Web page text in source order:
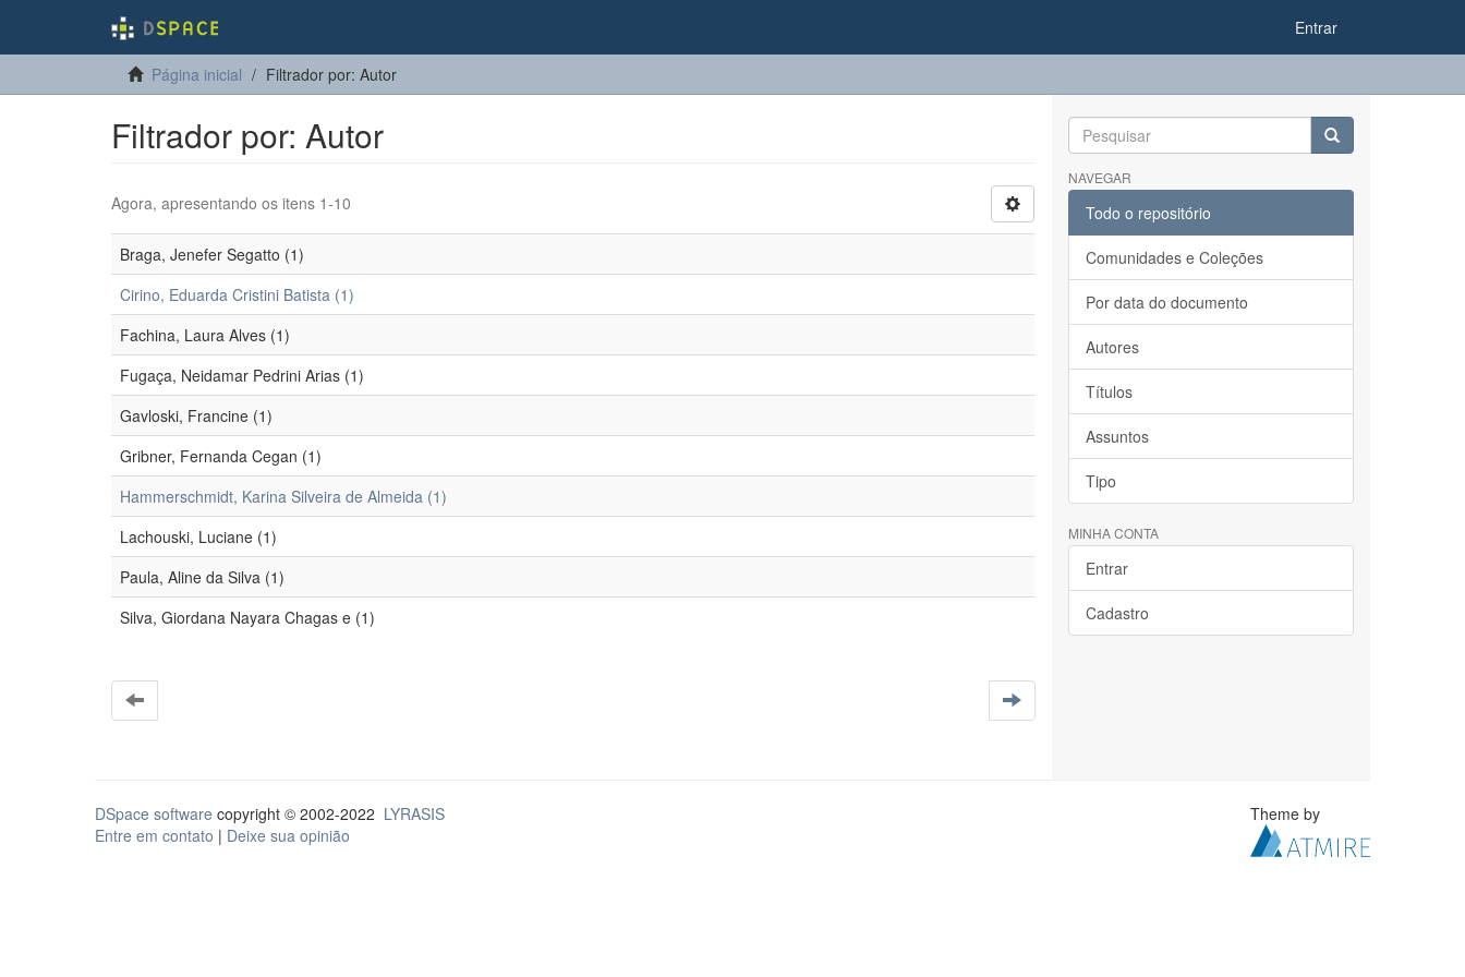
Entrar
Página inicial Filtrador por: Autor
Filtrador por: Autor
Agora, apresentando os itens 1-10
Braga, Jenefer Segatto (1)
Cirino, Eduarda Cristini Batista (1)
Fachina, Laura Alves (1)
Fugaça, Neidamar Pedrini Arias (1)
Gavloski, Francine (1)
Gribner, Fernanda Cegan (1)
Hammerschmidt, Karina Silveira de Almeida (1)
Lachouski, Luciane (1)
Paula, Aline da Silva (1)
Silva, Giordana Nayara Chagas e (1)
NAVEGAR
Todo o repositório
Comunidades e Coleções
Por data do documento
Autores
Títulos
Assuntos
Tipo
MINHA CONTA
Entrar
Cadastro
DSpace software copyright © 2002-2022 LYRASIS
Entre em contato | Deixe sua opinião
Theme by